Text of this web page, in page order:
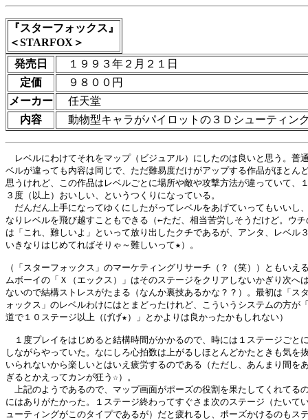
『スターフォックス』
＜STARFOX＞
発売日
１９９３年２月２１日
定価
９８００円
メーカー
任天堂
内容
動物型キャラがパイロットの３Ｄシューティン
レベルにわけてそれをマップ（ビジュアル）にしたのは良いと思う。普
ベルが違っても内容は同じで、ただ難易度だけがアップする作品がほとん
思うけれど、この作品はレベルごとに場所や敵や攻撃方法が違っていて、
３度（以上）おいしい、というつくりになっている。
だんだん上手になってゆくにしたがってレベルをあげていってもいいし
なりレベルを飛び越すこともできる（←ただ、相当苦労しそうだけど。ウチ
は「これ、難しいよ」といって放り出したクチであるが、アンタ、レベル
いきなりはじめてればそりゃ～難しいって★）。
（「スターフォックス」のマーケティングリサーチ（？（笑））ともいえ
ムボーイの「Ｘ（エックス）」はそのステージをクリアしないかぎり次へ
ないので結構ストレスがたまる（なんか裏技あるかな？？）。最初は「ス
ォックス」のレベルわけにはとまどったけれど、こういうシステムの方が
道で１０ステージ以上（げげ★）」とかよりは良かったかもしれない）
１度プレイをはじめると結構時間がかかるので、時には１ステージごと
しながらやっていた。なにしろ心拍数は上がるしほとんどかたときも気を
いられないから楽しいとはいえ疲労するのである（ただし、あんまり間を
ぎるとかえってカンが狂う☆）。
上記のようであるので、マップ画面がポーズの役割を果たしてくれてる
にはありがたかった。１ステージ終わってすぐさま次のステージ（たいて
ューティングがこのタイプであるが）だと疲れるし、ポーズかけるのもス